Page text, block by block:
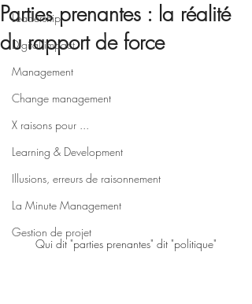
Leadership
Digital impact
Management
Change management
X raisons pour ...
Learning & Development
Illusions, erreurs de raisonnement
La Minute Management
Gestion de projet
Parties prenantes : la réalité
du rapport de force
Qui dit "parties prenantes" dit "politique"